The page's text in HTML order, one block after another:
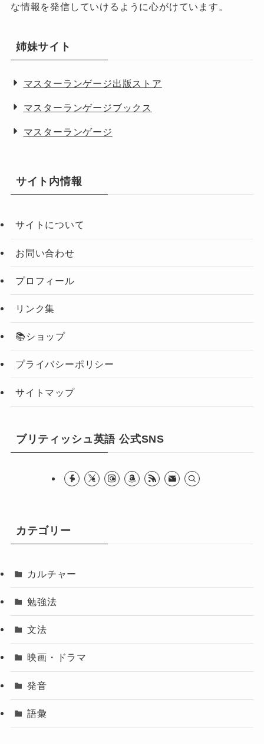
な情報を発信していけるように心がけています。
姉妹サイト
マスターランゲージ出版ストア
マスターランゲージブックス
マスターランゲージ
サイト内情報
サイトについて
お問い合わせ
プロフィール
リンク集
📚ショップ
プライバシーポリシー
サイトマップ
ブリティッシュ英語 公式SNS
カテゴリー
カルチャー
勉強法
文法
映画・ドラマ
発音
語彙